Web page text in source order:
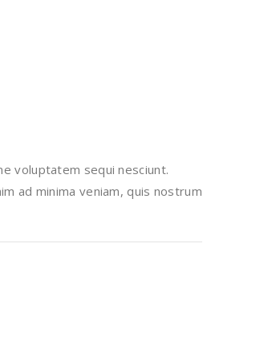
voluptatem sequi nesciunt.
ad minima veniam, quis nostrum